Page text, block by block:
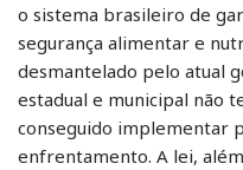
o sistema brasileiro de
segurança alimentar e
desmantelado pelo atual
estadual e municipal não
conseguido implementar
enfrentamento. A lei,